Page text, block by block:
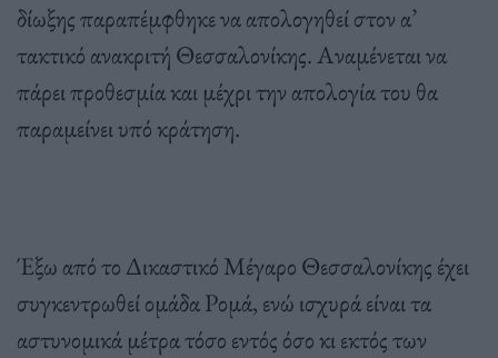
δίωξης παραπέμφθηκε να απολογηθεί στον α’
τακτικό ανακριτή Θεσσαλονίκης. Αναμένεται να
πάρει προθεσμία και μέχρι την απολογία του θα
παραμείνει υπό κράτηση.
Έξω από το Δικαστικό Μέγαρο Θεσσαλονίκης έχει
συγκεντρωθεί ομάδα Ρομά, ενώ ισχυρά είναι τα
αστυνομικά μέτρα τόσο εντός όσο κι εκτός των